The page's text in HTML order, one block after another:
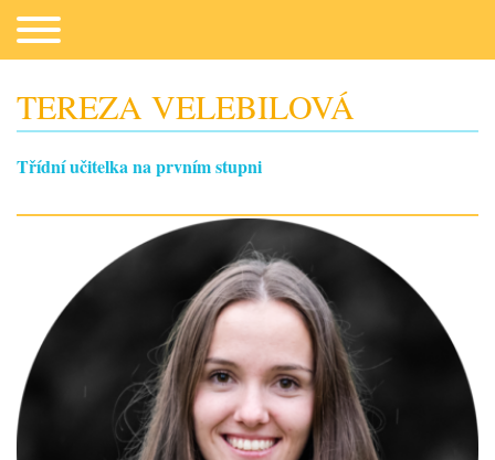
Co potřebujeme
Fotogalerie
TEREZA VELEBILOVÁ
Třídní učitelka na prvním stupni